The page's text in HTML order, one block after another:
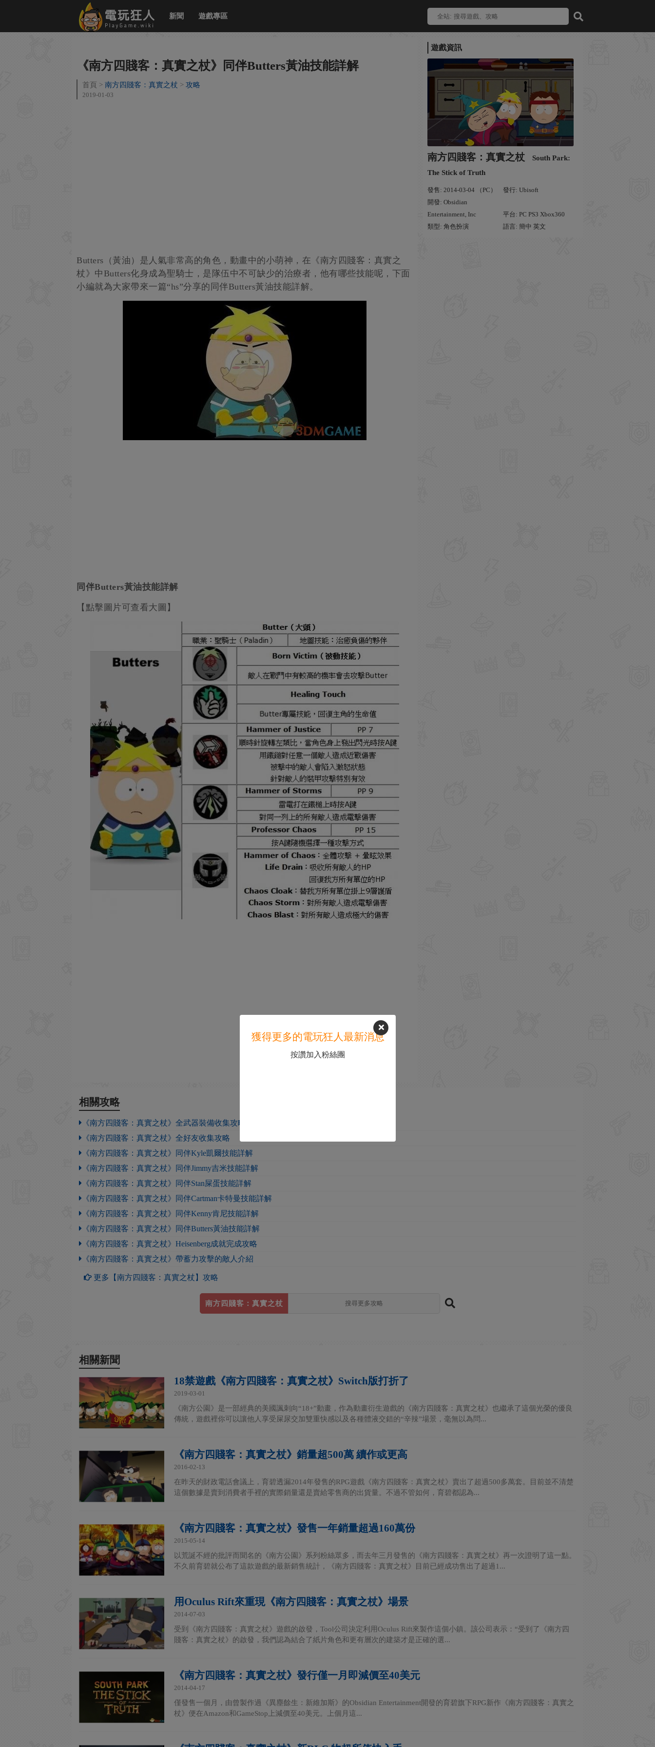
新聞 遊戲專區
遊戲資訊
南方四賤客：真實之杖
South Park:
The Stick of Truth
發售: 2014-03-04 （PC）
發行: Ubisoft
開發: Obsidian
Entertainment, Inc
平台: PC PS3 Xbox360
類型: 角色扮演
語言: 簡中 英文
《南方四賤客：真實之杖》同伴Butters黃油技能詳解
首頁 南方四賤客：真實之杖 攻略
2019-01-03
Butters（黃油）是人氣非常高的角色，動畫中的小萌神，在《南方四賤客：真實之
杖》中Butters化身成為聖騎士，是隊伍中不可缺少的治療者，他有哪些技能呢，下面
小編就為大家帶來一篇“hs”分享的同伴Butters黃油技能詳解。
同伴Butters黃油技能詳解
【點擊圖片可查看大圖】
相關攻略
《南方四賤客：真實之杖》全武器裝備收集攻略
《南方四賤客：真實之杖》全好友收集攻略
《南方四賤客：真實之杖》同伴Kyle凱爾技能詳解
《南方四賤客：真實之杖》同伴Jimmy吉米技能詳解
《南方四賤客：真實之杖》同伴Stan屎蛋技能詳解
《南方四賤客：真實之杖》同伴Cartman卡特曼技能詳解
《南方四賤客：真實之杖》同伴Kenny肯尼技能詳解
《南方四賤客：真實之杖》同伴Butters黃油技能詳解
《南方四賤客：真實之杖》Heisenberg成就完成攻略
《南方四賤客：真實之杖》帶蓄力攻擊的敵人介紹
更多【南方四賤客：真實之杖】攻略
南方四賤客：真實之杖
相關新聞
18禁遊戲《南方四賤客：真實之杖》Switch版打折了
2019-03-01
《南方公園》是一部經典的美國諷刺向“18+”動畫，作為動畫衍生遊戲的《南方四賤客：真實之杖》也繼承了這個光榮的優良
傳統，遊戲裡你可以讓他人享受屎尿交加雙重快感以及各種體液交錯的“辛辣”場景，毫無以為問...
《南方四賤客：真實之杖》銷量超500萬 續作或更高
2016-02-13
在昨天的財政電話會議上，育碧透漏2014年發售的RPG遊戲《南方四賤客：真實之杖》賣出了超過500多萬套。目前並不清楚
這個數據是賣到消費者手裡的實際銷量還是賣給零售商的出貨量。不過不管如何，育碧都認為...
《南方四賤客：真實之杖》發售一年銷量超過160萬份
2015-05-14
以荒誕不經的批評而聞名的《南方公園》系列粉絲眾多，而去年三月發售的《南方四賤客：真實之杖》再一次證明了這一點。
不久前育碧就公布了這款遊戲的最新銷售統計，《南方四賤客：真實之杖》目前已經成功售出了超過1...
用Oculus Rift來重現《南方四賤客：真實之杖》場景
2014-07-03
受到《南方四賤客：真實之杖》遊戲的啟發，Tool公司決定利用Oculus Rift來製作這個小鎮。該公司表示：“受到了《南方四
賤客：真實之杖》的啟發，我們認為結合了紙片角色和更有層次的建築才是正確的選...
《南方四賤客：真實之杖》發行僅一月即減價至40美元
2014-04-17
僅發售一個月，由曾製作過《異塵餘生：新維加斯》的Obsidian Entertainment開發的育碧旗下RPG新作《南方四賤客：真實之
杖》便在Amazon和GameStop上減價至40美元。上個月這...
獲得更多的電玩狂人最新消息
按讚加入粉絲團